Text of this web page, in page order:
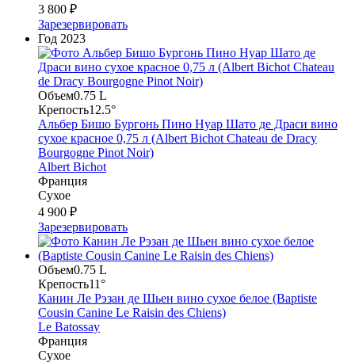
3 800 ₽
Зарезервировать
Год 2023
Объем0.75 L
Крепость12.5°
Альбер Бишо Бургонь Пино Нуар Шато де Драси вино
сухое красное 0,75 л (Albert Bichot Chateau de Dracy
Bourgogne Pinot Noir)
Albert Bichot
Франция
Сухое
4 900 ₽
Зарезервировать
Объем0.75 L
Крепость11°
Канин Ле Рэзан де Шьен вино сухое белое (Baptiste
Cousin Canine Le Raisin des Chiens)
Le Batossay
Франция
Сухое